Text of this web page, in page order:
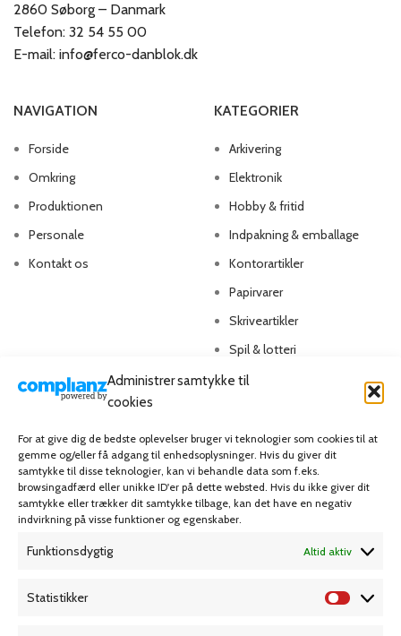
Administrer samtykke til
cookies
For at give dig de bedste oplevelser bruger vi teknologier som cookies til at
gemme og/eller få adgang til enhedsoplysninger. Hvis du giver dit
samtykke til disse teknologier, kan vi behandle data som f.eks.
browsingadfærd eller unikke ID'er på dette websted. Hvis du ikke giver dit
samtykke eller trækker dit samtykke tilbage, kan det have en negativ
indvirkning på visse funktioner og egenskaber.
Funktionsdygtig Altid aktiv
Statistikker
2860 Søborg – Danmark
Telefon: 32 54 55 00
E-mail: info@ferco-danblok.dk
NAVIGATION
Forside
Omkring
Produktionen
Personale
Kontakt os
KATEGORIER
Arkivering
Elektronik
Hobby & fritid
Indpakning & emballage
Kontorartikler
Papirvarer
Skriveartikler
Spil & lotteri
MIN KONTO
Kontoinformationer
Ordrer
Adresser
Favoritliste
Handelsbetingelser
Privatlivspolitik
Bliv kunde
Cookie Politik (EU)